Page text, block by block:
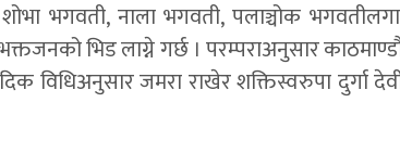
भगवती, नाला भगवती, पलाञ्चोक
भिड लाग्ने गर्छ । परम्पराअनुसार
विधिअनुसार जमरा राखेर शक्तिस्वरुपा दुर्गा